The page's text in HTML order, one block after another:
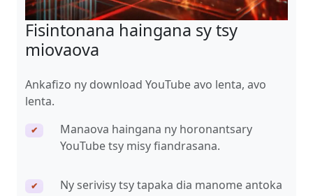
Fisintonana haingana sy tsy
miovaova
Ankafizo ny download YouTube avo lenta, avo
lenta.
✔
Manaova haingana ny horonantsary
YouTube tsy misy fiandrasana.
✔
Ny serivisy tsy tapaka dia manome antoka